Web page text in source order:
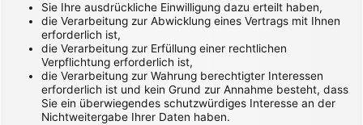
Sie Ihre ausdrückliche Einwilligung dazu erteilt haben,
die Verarbeitung zur Abwicklung eines Vertrags mit Ihnen
erforderlich ist,
die Verarbeitung zur Erfüllung einer rechtlichen
Verpflichtung erforderlich ist,
die Verarbeitung zur Wahrung berechtigter Interessen
erforderlich ist und kein Grund zur Annahme besteht, dass
Sie ein überwiegendes schutzwürdiges Interesse an der
Nichtweitergabe Ihrer Daten haben.